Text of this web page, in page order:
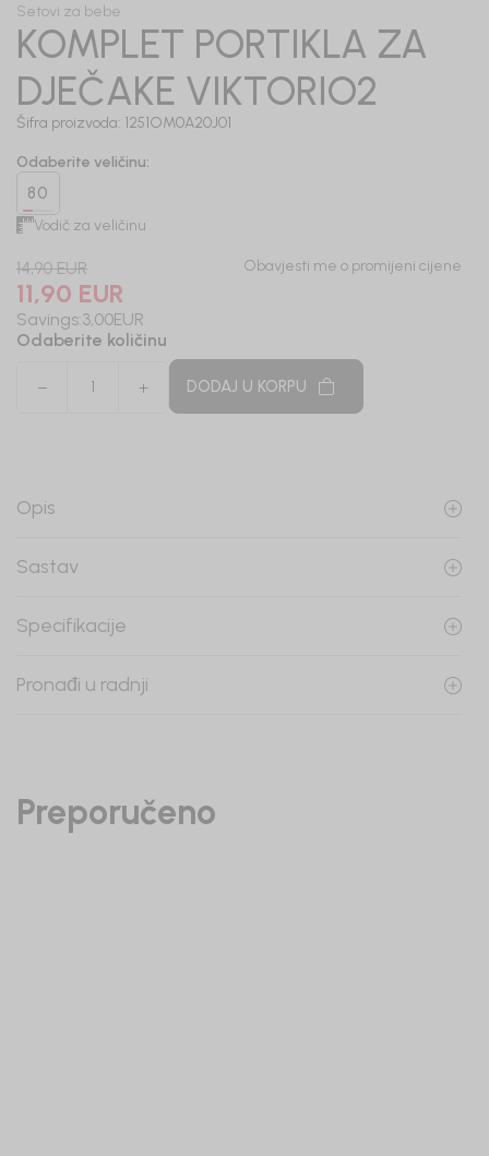
Setovi za bebe
KOMPLET PORTIKLA ZA
DJEČAKE VIKTORIO2
Šifra proizvoda: 1251OM0A20J01
Odaberite veličinu:
80
Vodič za veličinu
14,90 EUR
11,90 EUR
Savings:3,00EUR
Obavjesti me o promijeni cijene
Odaberite količinu
DODAJ U KORPU
Opis
Sastav
Specifikacije
Pronađi u radnji
Preporučeno